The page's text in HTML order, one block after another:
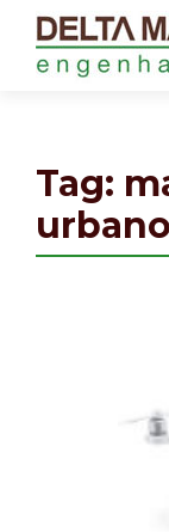
Tag:
urbano